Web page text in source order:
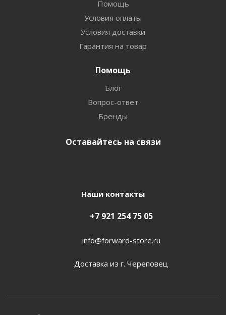
Помощь
Условия оплаты
Условия доставки
Гарантия на товар
Помощь
Блог
Вопрос-ответ
Бренды
Оставайтесь на связи
Наши контакты
+7 921 254 75 05
info@forward-store.ru
Доставка из г. Череповец